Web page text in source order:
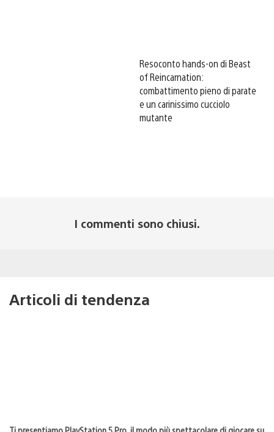
Resoconto hands-on di Beast
of Reincarnation:
combattimento pieno di parate
e un carinissimo cucciolo
mutante
I commenti sono chiusi.
Articoli di tendenza